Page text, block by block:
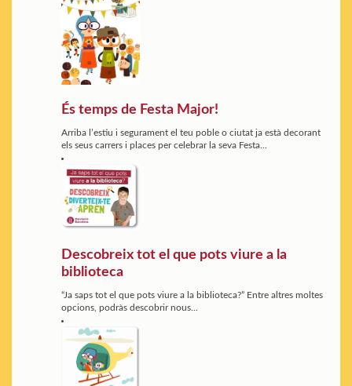
És temps de Festa Major!
Arriba l’estiu i segurament el teu poble o ciutat ja està decorant
els seus carrers i places per celebrar la seva Festa...
Descobreix tot el que pots viure a la
biblioteca
“Ja saps tot el que pots viure a la biblioteca?” Entre altres moltes
opcions, podràs descobrir nous...